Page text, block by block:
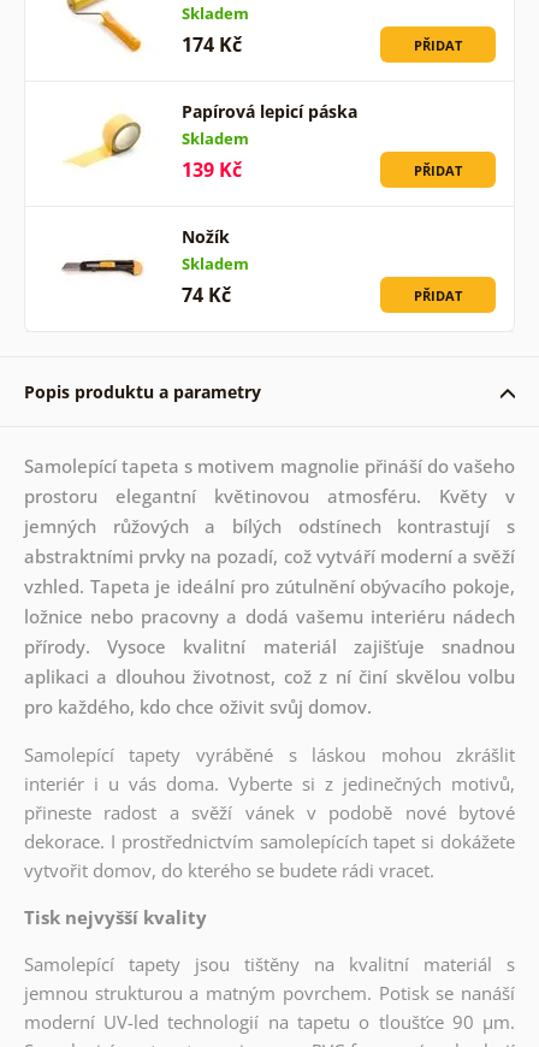
Skladem
174 Kč PŘIDAT
Papírová lepicí páska
Skladem
139 Kč PŘIDAT
Nožík
Skladem
74 Kč PŘIDAT
Popis produktu a parametry
Samolepící tapeta s motivem magnolie přináší do vašeho
prostoru elegantní květinovou atmosféru. Květy v
jemných růžových a bílých odstínech kontrastují s
abstraktními prvky na pozadí, což vytváří moderní a svěží
vzhled. Tapeta je ideální pro zútulnění obývacího pokoje,
ložnice nebo pracovny a dodá vašemu interiéru nádech
přírody. Vysoce kvalitní materiál zajišťuje snadnou
aplikaci a dlouhou životnost, což z ní činí skvělou volbu
pro každého, kdo chce oživit svůj domov.
Samolepící tapety vyráběné s láskou mohou zkrášlit
interiér i u vás doma. Vyberte si z jedinečných motivů,
přineste radost a svěží vánek v podobě nové bytové
dekorace. I prostřednictvím samolepících tapet si dokážete
vytvořit domov, do kterého se budete rádi vracet.
Tisk nejvyšší kvality
Samolepící tapety jsou tištěny na kvalitní materiál s
jemnou strukturou a matným povrchem. Potisk se nanáší
moderní UV-led technologií na tapetu o tloušťce 90 µm.